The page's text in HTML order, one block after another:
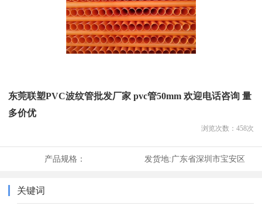
东莞联塑PVC波纹管批发厂家 pvc管50mm 欢迎电话咨询 量
多价优
浏览次数： 458次
产品规格： 发货地:广东省深圳市宝安区
关键词